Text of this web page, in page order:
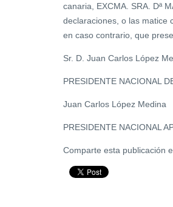
canaria, EXCMA. SRA. Dª
declaraciones, o las matice
en caso contrario, que
Sr. D. Juan Carlos López
PRESIDENTE NACIONAL
Juan Carlos López Medina
PRESIDENTE NACIONAL
Comparte esta publicación